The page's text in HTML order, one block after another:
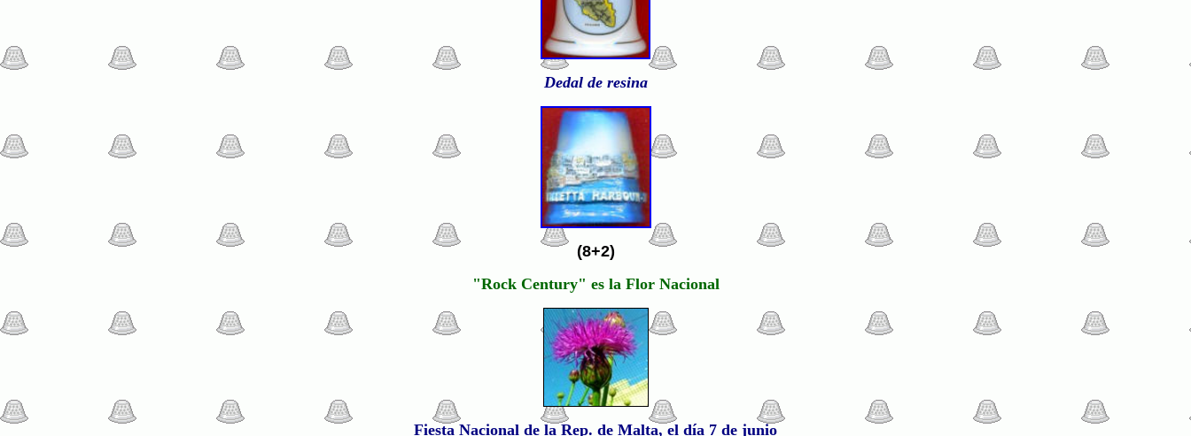
Dedal de resina
(8+2)
"Rock Century" es la Flor Nacional
Fiesta Nacional de la Rep. de Malta, el día 7 de junio